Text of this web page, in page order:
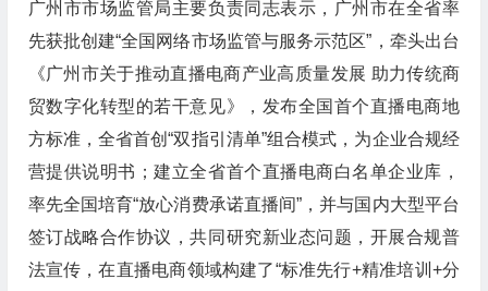
广州市市场监管局主要负责同志表示，广州市在全省率
先获批创建“全国网络市场监管与服务示范区”，牵头出台
《广州市关于推动直播电商产业高质量发展 助力传统商
贸数字化转型的若干意见》，发布全国首个直播电商地
方标准，全省首创“双指引清单”组合模式，为企业合规经
营提供说明书；建立全省首个直播电商白名单企业库，
率先全国培育“放心消费承诺直播间”，并与国内大型平台
签订战略合作协议，共同研究新业态问题，开展合规普
法宣传，在直播电商领域构建了“标准先行+精准培训+分